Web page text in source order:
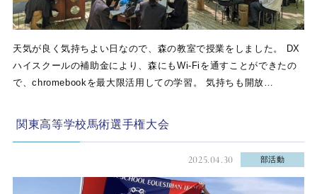
天気が良く気持ちよい日なので、森の教室で授業をしました。 DX
ハイスクールの補助金により、森にもWi-Fiを通すことができたの
で、chromebookを最大限活用しての学習。 気持ちも開放…
関東高等学校馬術選手権大会
2025.04.30 部活動